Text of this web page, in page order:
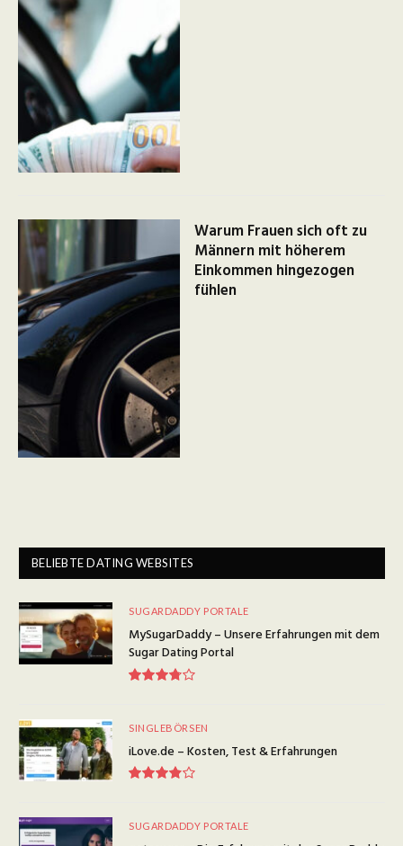
Warum Frauen sich oft zu
Männern mit höherem
Einkommen hingezogen
fühlen
BELIEBTE DATING WEBSITES
SUGARDADDY PORTALE
MySugarDaddy – Unsere Erfahrungen mit dem
Sugar Dating Portal
SINGLEBÖRSEN
iLove.de – Kosten, Test & Erfahrungen
SUGARDADDY PORTALE